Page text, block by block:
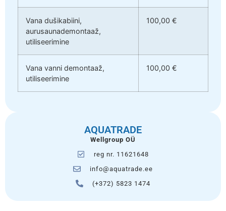
Vana dušikabiini,
aurusaunademontaaž,
utiliseerimine
100,00 €
Vana vanni demontaaž,
utiliseerimine
100,00 €
AQUATRADE
Wellgroup OÜ
reg nr. 11621648
info@aquatrade.ee
(+372) 5823 1474